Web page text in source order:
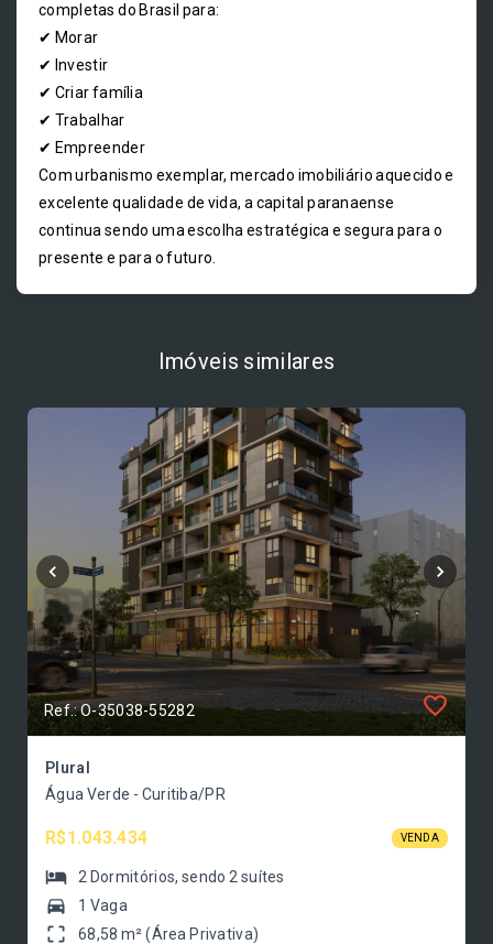
completas do Brasil para:
✔ Morar
✔ Investir
✔ Criar família
✔ Trabalhar
✔ Empreender
Com urbanismo exemplar, mercado imobiliário aquecido e
excelente qualidade de vida, a capital paranaense
continua sendo uma escolha estratégica e segura para o
presente e para o futuro.
Imóveis similares
Ref.: O-35038-55282
Plural
Água Verde - Curitiba/PR
R$1.043.434 VENDA
2 Dormitórios, sendo 2 suítes
1 Vaga
68,58 m² (Área Privativa)